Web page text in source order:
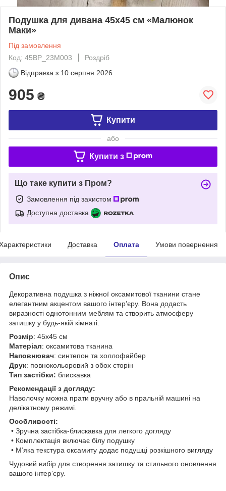
Подушка для дивана 45х45 см «Малюнок
Маки»
Під замовлення
Код: 45BP_23M003
Роздріб
Відправка з 10 серпня 2026
905 ₴
Купити
або
Купити з
Що таке купити з Пром?
Замовлення під захистом
Доступна доставка
Доставка Оплата Умови повернення
Опис
Декоративна подушка з ніжної оксамитової тканини стане
елегантним акцентом вашого інтер’єру. Вона додасть
виразності однотонним меблям та створить атмосферу
затишку у будь-якій кімнаті.
Розмір: 45х45 см
Матеріал: оксамитова тканина
Наповнювач: синтепон та холлофайбер
Друк: повнокольоровий з обох сторін
Тип застібки: блискавка
Рекомендації з догляду:
Наволочку можна прати вручну або в пральній машині на
делікатному режимі.
Особливості:
• Зручна застібка-блискавка для легкого догляду
• Комплектація включає білу подушку
• М’яка текстура оксамиту додає подушці розкішного вигляду
Чудовий вибір для створення затишку та стильного оновлення
вашого інтер’єру.